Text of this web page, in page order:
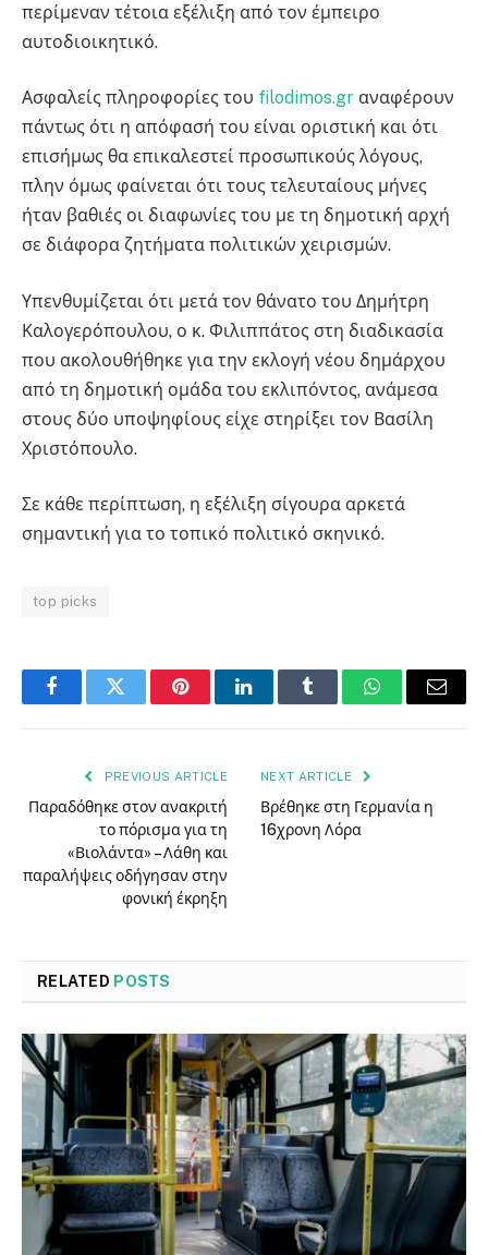
περίμεναν τέτοια εξέλιξη από τον έμπειρο
αυτοδιοικητικό.
Ασφαλείς πληροφορίες του filodimos.gr αναφέρουν
πάντως ότι η απόφασή του είναι οριστική και ότι
επισήμως θα επικαλεστεί προσωπικούς λόγους,
πλην όμως φαίνεται ότι τους τελευταίους μήνες
ήταν βαθιές οι διαφωνίες του με τη δημοτική αρχή
σε διάφορα ζητήματα πολιτικών χειρισμών.
Υπενθυμίζεται ότι μετά τον θάνατο του Δημήτρη
Καλογερόπουλου, ο κ. Φιλιππάτος στη διαδικασία
που ακολουθήθηκε για την εκλογή νέου δημάρχου
από τη δημοτική ομάδα του εκλιπόντος, ανάμεσα
στους δύο υποψηφίους είχε στηρίξει τον Βασίλη
Χριστόπουλο.
Σε κάθε περίπτωση, η εξέλιξη σίγουρα αρκετά
σημαντική για το τοπικό πολιτικό σκηνικό.
top picks
FacebookTwitter PinterestLinkedInTumblr WhatsAppEmail
PREVIOUS ARTICLE
Παραδόθηκε στον ανακριτή
το πόρισμα για τη
«Βιολάντα» – Λάθη και
παραλήψεις οδήγησαν στην
φονική έκρηξη
NEXT ARTICLE
Βρέθηκε στη Γερμανία η
16χρονη Λόρα
RELATED POSTS